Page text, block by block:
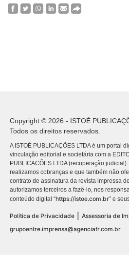
Copyright © 2026 - ISTOÉ
Todos os direitos reservados.
A ISTOÉ PUBLICAÇÕES LTDA é um portal
vinculação editorial e societária com a
PUBLICACÕES LTDA (recuperação
realizamos cobranças e que também não
contrato de assinatura da revista impressa
autorizamos terceiros a fazê-lo, nos
conteúdo digital “https://istoe.com.br” e
Política de Privacidade
Assessoria de
grupoentre.imprensa@agenciafr.com.br